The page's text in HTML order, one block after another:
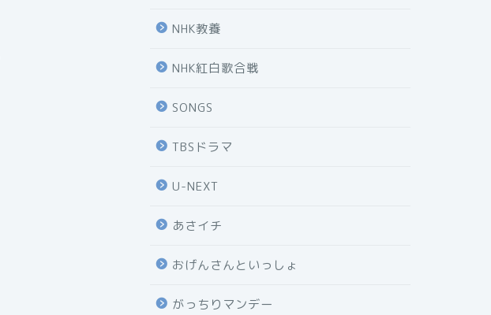
NHK教養
NHK紅白歌合戦
SONGS
TBSドラマ
U-NEXT
あさイチ
おげんさんといっしょ
がっちりマンデー